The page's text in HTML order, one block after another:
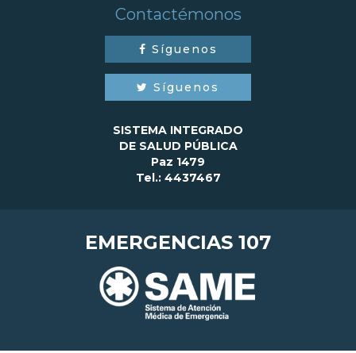
Contactémonos
Síguenos
Síguenos
SISTEMA INTEGRADO
DE SALUD PÚBLICA
Paz 1479
Tel.: 4437467
EMERGENCIAS 107